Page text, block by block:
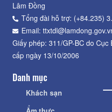
Lâm Đồng
Tổng đài hỗ trợ: (+84.235)
Email:
Giấy phép: 311/GP-BC do
cấp ngày 13/10/2006
Danh mục
Khách sạn